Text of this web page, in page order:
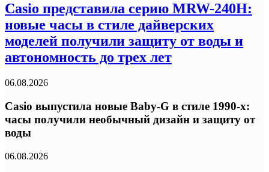
Casio представила серию MRW-240H:
новые часы в стиле дайверских
моделей получили защиту от воды и
автономность до трех лет
06.08.2026
Casio выпустила новые Baby-G в стиле 1990-х:
часы получили необычный дизайн и защиту от
воды
06.08.2026